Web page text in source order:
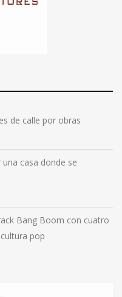
de calle por obras
casa donde se
Bang Boom con cuatro
pop